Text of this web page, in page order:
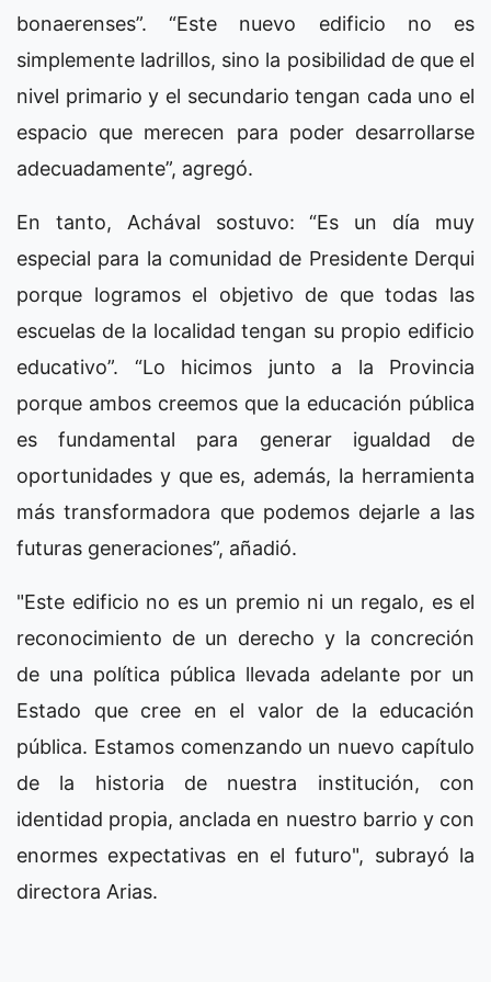
bonaerenses”. “Este nuevo edificio no es
simplemente ladrillos, sino la posibilidad de que el
nivel primario y el secundario tengan cada uno el
espacio que merecen para poder desarrollarse
adecuadamente”, agregó.
En tanto, Achával sostuvo: “Es un día muy
especial para la comunidad de Presidente Derqui
porque logramos el objetivo de que todas las
escuelas de la localidad tengan su propio edificio
educativo”. “Lo hicimos junto a la Provincia
porque ambos creemos que la educación pública
es fundamental para generar igualdad de
oportunidades y que es, además, la herramienta
más transformadora que podemos dejarle a las
futuras generaciones”, añadió.
"Este edificio no es un premio ni un regalo, es el
reconocimiento de un derecho y la concreción
de una política pública llevada adelante por un
Estado que cree en el valor de la educación
pública. Estamos comenzando un nuevo capítulo
de la historia de nuestra institución, con
identidad propia, anclada en nuestro barrio y con
enormes expectativas en el futuro", subrayó la
directora Arias.